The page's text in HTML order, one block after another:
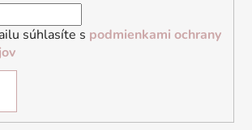
súhlasíte s podmienkami ochrany